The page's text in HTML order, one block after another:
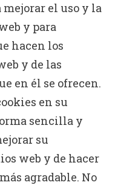
el uso y la
y para
hacen los
y de las
en él se ofrecen.
en su
sencilla y
su
web y de hacer
agradable. No